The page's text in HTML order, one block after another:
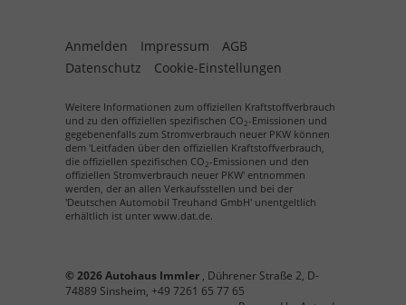
Anmelden Impressum
AGB
Datenschutz
Cookie-Einstellungen
Weitere Informationen zum offiziellen Kraftstoffverbrauch
und zu den offiziellen spezifischen CO2-Emissionen und
gegebenenfalls zum Stromverbrauch neuer PKW können
dem 'Leitfaden über den offiziellen Kraftstoffverbrauch,
die offiziellen spezifischen CO2-Emissionen und den
offiziellen Stromverbrauch neuer PKW' entnommen
werden, der an allen Verkaufsstellen und bei der
'Deutschen Automobil Treuhand GmbH' unentgeltlich
erhältlich ist unter www.dat.de.
© 2026Autohaus Immler , Dührener Straße 2, D-
74889 Sinsheim, +49 7261 65 77 65